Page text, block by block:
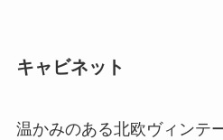
キャビネット
温かみのある北欧ヴィンテ